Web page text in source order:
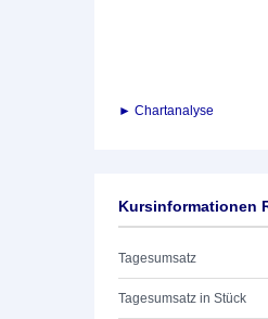
► Chartanalyse
Kursinformationen
Tagesumsatz
Tagesumsatz in Stück